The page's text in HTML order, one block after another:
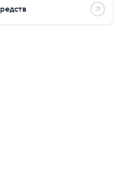
баланса проекта?